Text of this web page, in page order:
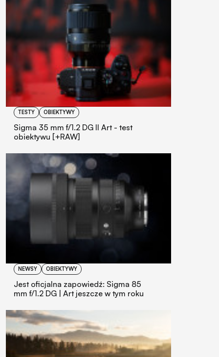
TESTY OBIEKTYWY
Sigma 35 mm f/1.2 DG II Art - test
obiektywu [+RAW]
NEWSY OBIEKTYWY
Jest oficjalna zapowiedź: Sigma 85
mm f/1.2 DG | Art jeszcze w tym roku